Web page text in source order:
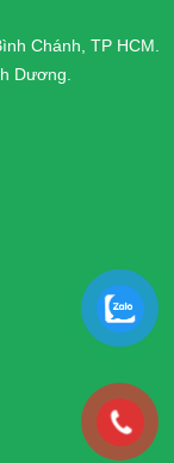
tồn kho thanh
, nốt áo ,
Chánh, TP HCM.
Dương.